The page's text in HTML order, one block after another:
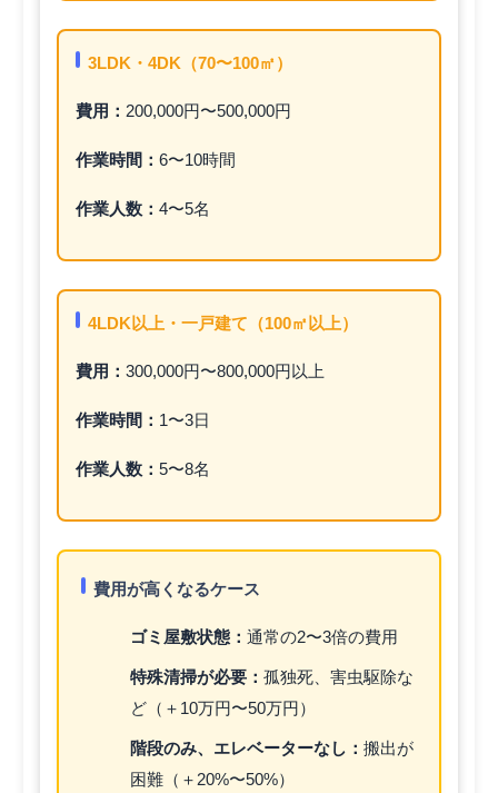
3LDK・4DK（70〜100㎡）
費用： 200,000円〜500,000円
作業時間： 6〜10時間
作業人数： 4〜5名
4LDK以上・一戸建て（100㎡以上）
費用： 300,000円〜800,000円以上
作業時間： 1〜3日
作業人数： 5〜8名
費用が高くなるケース
ゴミ屋敷状態： 通常の2〜3倍の費用
特殊清掃が必要： 孤独死、害虫駆除な
ど（＋10万円〜50万円）
階段のみ、エレベーターなし： 搬出が
困難（＋20%〜50%）